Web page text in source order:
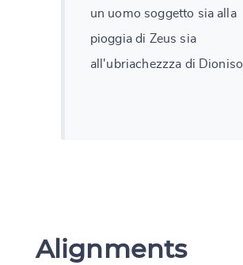
un uomo soggetto sia alla
pioggia di Zeus sia
all'ubriachezzza di Dioniso.
Alignments